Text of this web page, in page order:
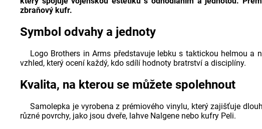
zbraňový kufr.
Symbol odvahy a jednoty
Logo Brothers in Arms představuje lebku s taktickou helmou
vzhled, který ocení každý, kdo sdílí hodnoty bratrství a disciplíny.​
Kvalita, na kterou se můžete spolehnout
Samolepka je vyrobena z prémiového vinylu, který zajišťuje
různé povrchy, jako jsou dveře, lahve Nalgene nebo kufry Peli.​